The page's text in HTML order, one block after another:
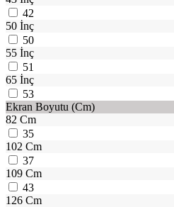
42
50 İnç
50
55 İnç
51
65 İnç
53
Ekran Boyutu (Cm)
82 Cm
35
102 Cm
37
109 Cm
43
126 Cm